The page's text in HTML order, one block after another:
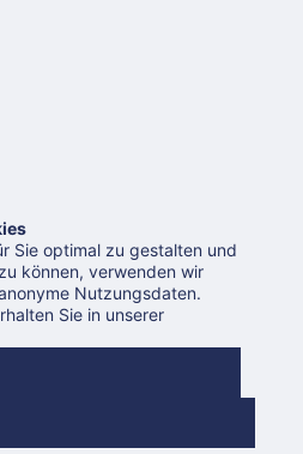
Datenschutzerklärung
Sie optimal zu gestalten und
können, verwenden wir
Nutzungsdaten.
Sie in unserer